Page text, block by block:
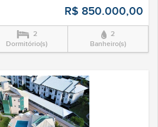
R$ 850.000,00
2
Dormitório(s)
2
Banheiro(s)